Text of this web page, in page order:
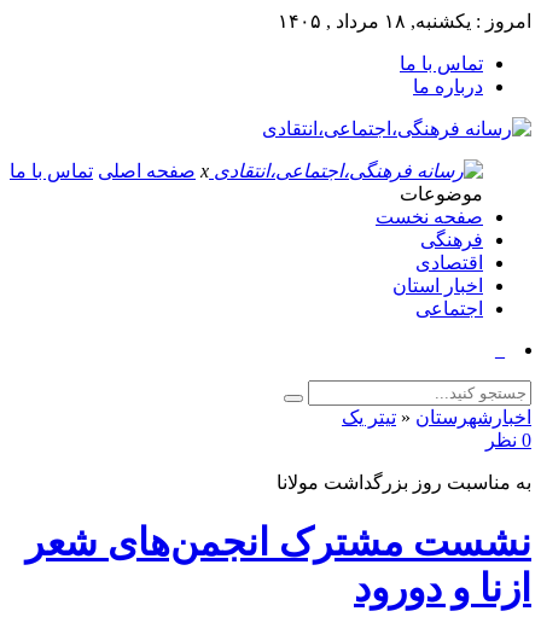
امروز : یکشنبه, ۱۸ مرداد , ۱۴۰۵
تماس با ما
درباره ما
x صفحه اصلی تماس با ما
موضوعات
صفحه نخست
فرهنگی
اقتصادی
اخبار استان
اجتماعی
اخبارشهرستان « تیتر یک
0 نظر
به مناسبت روز بزرگداشت مولانا
نشست مشترک انجمن‌های شعر
ازنا و دورود